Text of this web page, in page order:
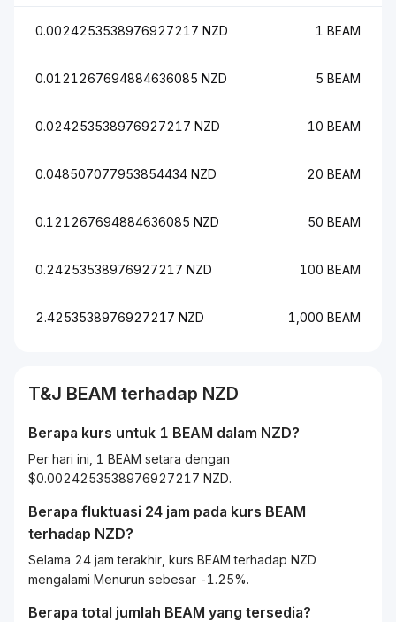
0.0024253538976927217 NZD 1 BEAM
0.0121267694884636085 NZD 5 BEAM
0.024253538976927217 NZD 10 BEAM
0.048507077953854434 NZD 20 BEAM
0.121267694884636085 NZD 50 BEAM
0.24253538976927217 NZD 100 BEAM
2.4253538976927217 NZD 1,000 BEAM
T&J BEAM terhadap NZD
Berapa kurs untuk 1 BEAM dalam NZD?
Per hari ini, 1 BEAM setara dengan
$0.0024253538976927217 NZD.
Berapa fluktuasi 24 jam pada kurs BEAM
terhadap NZD?
Selama 24 jam terakhir, kurs BEAM terhadap NZD
mengalami Menurun sebesar -1.25%.
Berapa total jumlah BEAM yang tersedia?